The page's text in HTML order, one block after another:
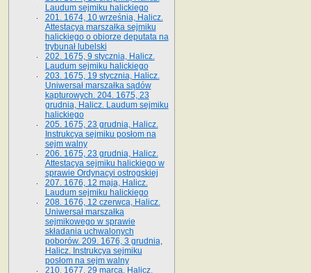
Laudum sejmiku halickiego
201. 1674, 10 września, Halicz.
Attestacya marszałka sejmiku
halickiego o obiorze deputata na
trybunał lubelski
202. 1675, 9 stycznia, Halicz.
Laudum sejmiku halickiego
203. 1675, 19 stycznia, Halicz.
Uniwersał marszałka sądów
kapturowych. 204. 1675, 23
grudnia, Halicz. Laudum sejmiku
halickiego
205. 1675, 23 grudnia, Halicz.
Instrukcya sejmiku posłom na
sejm walny
206. 1675, 23 grudnia, Halicz.
Attestacya sejmiku halickiego w
sprawie Ordynacyi ostrogskiej
207. 1676, 12 maja, Halicz.
Laudum sejmiku halickiego
208. 1676, 12 czerwca, Halicz.
Uniwersał marszałka
sejmikowego w sprawie
składania uchwalonych
poborów. 209. 1676, 3 grudnia,
Halicz. Instrukcya sejmiku
posłom na sejm walny
210. 1677, 29 marca, Halicz.